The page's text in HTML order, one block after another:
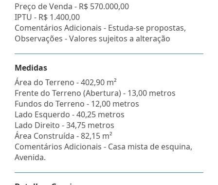
Preço de Venda - R$ 570.000,00
IPTU - R$ 1.400,00
Comentários Adicionais - Estuda-se propostas,
Observações - Valores sujeitos a alteração
Medidas
Área do Terreno - 402,90 m²
Frente do Terreno (Abertura) - 13,00 metros
Fundos do Terreno - 12,00 metros
Lado Esquerdo - 40,25 metros
Lado Direito - 34,75 metros
Área Construída - 82,15 m²
Comentários Adicionais - Casa mista de esquina,
Avenida.